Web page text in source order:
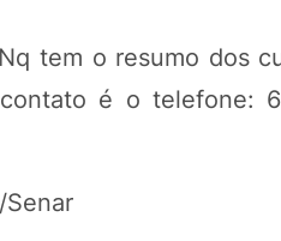
tem o resumo dos
é o telefone:
Senar